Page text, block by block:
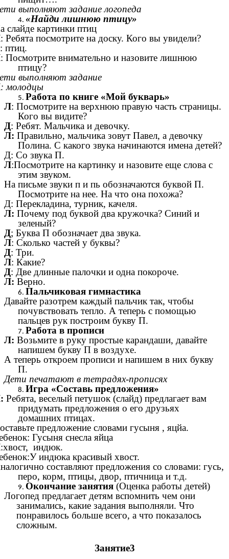
выполняют задание логопеда
«Найди лишнюю птицу»
слайде картинки птиц
: Ребята посмотрите на доску. Кого вы увидели?
: птиц.
: Посмотрите внимательно и назовите лишнюю
птицу?
выполняют задание
: молодцы
Работа по книге «Мой букварь»
Л: Посмотрите на верхнюю правую часть страницы.
Кого вы видите?
Д: Ребят. Мальчика и девочку.
Л: Правильно, мальчика зовут Павел, а девочку
Полина. С какого звука начинаются имена детей?
Д: Со звука П.
Л:Посмотрите на картинку и назовите еще слова с
этим звуком.
На письме звуки п и пь обозначаются буквой П.
Посмотрите на нее. На что она похожа?
Д: Перекладина, турник, качеля.
Л: Почему под буквой два кружочка? Синий и
зеленый?
Д; Буква П обозначает два звука.
Л: Сколько частей у буквы?
Д: Три.
Л: Какие?
Д: Две длинные палочки и одна покороче.
Л: Верно.
Пальчиковая гимнастика
Давайте разотрем каждый пальчик так, чтобы
почувствовать тепло. А теперь с помощью
пальцев рук построим букву П.
Работа в прописи
Л: Возьмите в руку простые карандаши, давайте
напишем букву П в воздухе.
А теперь откроем прописи и напишем в них букву
П.
Дети печатают в тетрадях-прописях
Игра «Составь предложения»
Ребята, веселый петушок (слайд) предлагает вам
придумать предложения о его друзьях
домашних птицах.
предложение словами гусыня , яцйа.
Гусыня снесла яйца
:хвост, индюк.
индюка красивый хвост.
составляют предложения со словами: гусь,
перо, корм, птицы, двор, птичница и т.д.
Окончание занятия(Оценка работы детей)
Логопед предлагает детям вспомнить чем они
занимались, какие задания выполняли. Что
понравилось больше всего, а что показалось
сложным.
Занятие3